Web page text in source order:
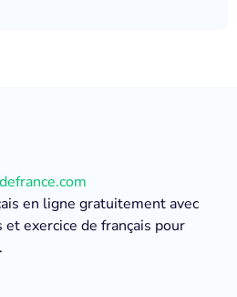
en ligne gratuitement avec
et exercice de français pour